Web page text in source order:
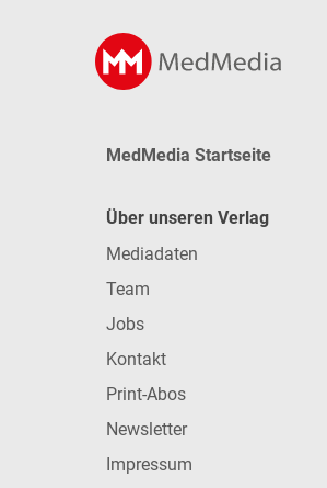
MedMedia Startseite
Über unseren Verlag
Mediadaten
Team
Jobs
Kontakt
Print-Abos
Newsletter
Impressum